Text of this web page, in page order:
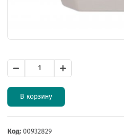
В корзину
Код: 00932829